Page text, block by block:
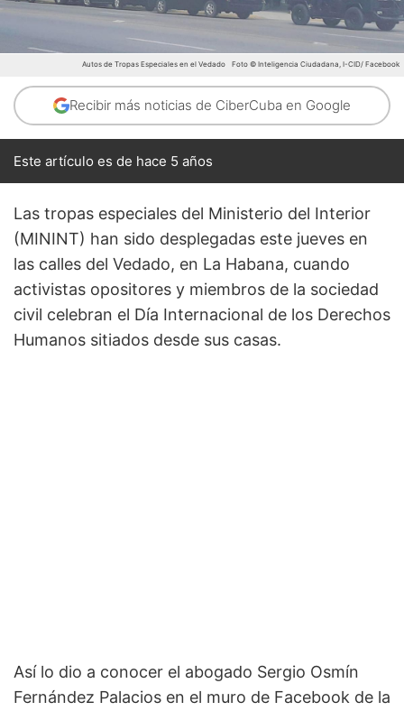
Autos de Tropas Especiales en el Vedado Foto © Inteligencia Ciudadana, I-CID/ Facebook
Recibir más noticias de CiberCuba en Google
Este artículo es de hace 5 años
Las tropas especiales del Ministerio del Interior
(MININT) han sido desplegadas este jueves en
las calles del Vedado, en La Habana, cuando
activistas opositores y miembros de la sociedad
civil celebran el Día Internacional de los Derechos
Humanos sitiados desde sus casas.
Así lo dio a conocer el abogado Sergio Osmín
Fernández Palacios en el muro de Facebook de la